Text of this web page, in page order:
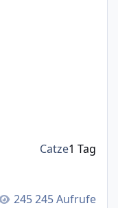
245 Aufrufe
Catze1 Tag